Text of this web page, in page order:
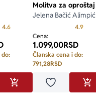
5
4.6Prosecna ocena je 4.6 od 5
do:
omiljene
DODAJ U KORPU
Molitva za oproštaj
Jelena Bačić Alimpić
4.9
Cena:
1.099,00RSD
Članska cena i do:
791,28RSD
Dodaj u